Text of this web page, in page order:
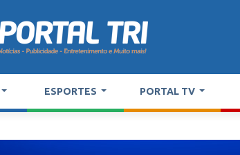
ESPORTES PORTAL TV